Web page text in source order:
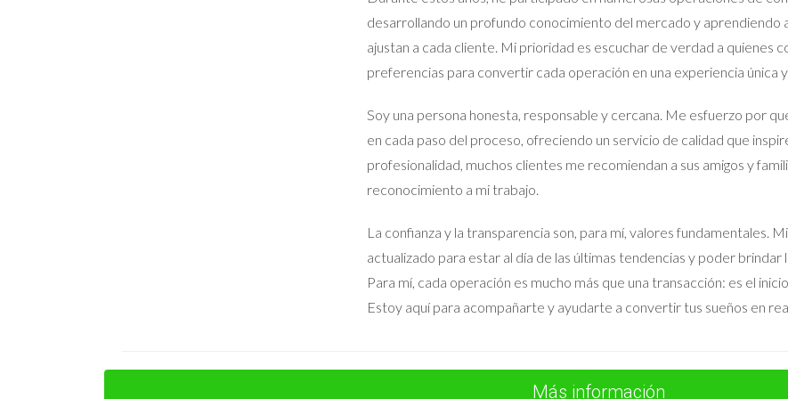
económicos. Esto no solo les ahorró dinero, sino que también fortaleció su respectiva confianza y respeto
"La verdadera medida de un divorcio amistoso es la capacidad de los padres de mantener la paz y
PREGUNTAS FRECUENTES
¿Es posible tener un divorcio amistoso si hay conflictos previos?
Trabajar con un mediador puede ayudar a facilitar este proceso y a crear un espacio seguro para la comunicación.
¿Cuánto tiempo tarda un divorcio amistoso?
El tiempo que toma un divorcio amistoso varía dependiendo de la complejidad de los acuerdos. Sin embargo, al
parejas logran finalizar su separación en menos de seis meses.
La mediación puede ser muy útil en estas situaciones. Un mediador puede ayudar a las partes a discutir sus
desarrollando un profundo conocimiento del mercado y aprendiendo
ajustan a cada cliente. Mi prioridad es escuchar de verdad a quienes
preferencias para convertir cada operación en una experiencia única
Soy una persona honesta, responsable y cercana. Me esfuerzo por
en cada paso del proceso, ofreciendo un servicio de calidad que
profesionalidad, muchos clientes me recomiendan a sus amigos y
reconocimiento a mi trabajo.
La confianza y la transparencia son, para mí, valores fundamentales.
actualizado para estar al día de las últimas tendencias y poder brindar
Para mí, cada operación es mucho más que una transacción: es el
Estoy aquí para acompañarte y ayudarte a convertir tus sueños en
Más información